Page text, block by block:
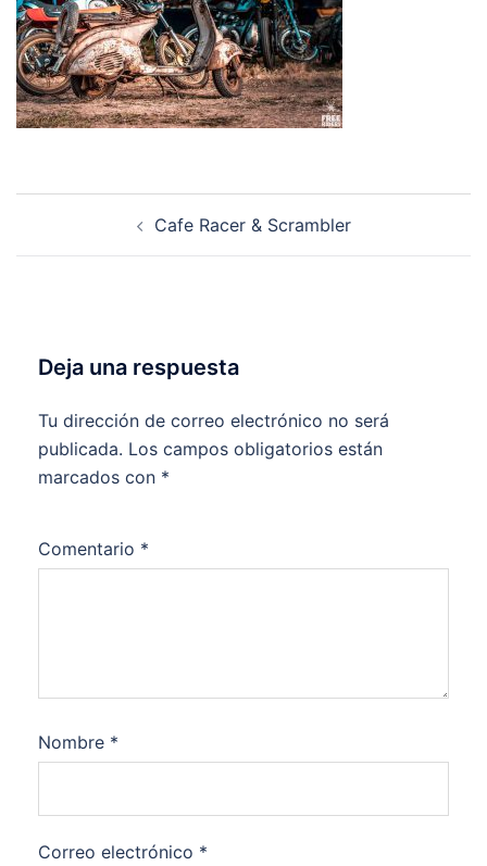
Cafe Racer & Scrambler
Deja una respuesta
Tu dirección de correo electrónico no será
publicada. Los campos obligatorios están
marcados con *
Comentario *
Nombre *
Correo electrónico *